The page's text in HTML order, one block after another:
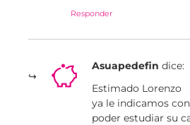
Responder
Asuapedefin dice:
Estimado Lorenzo
ya le indicamos
poder estudiar su